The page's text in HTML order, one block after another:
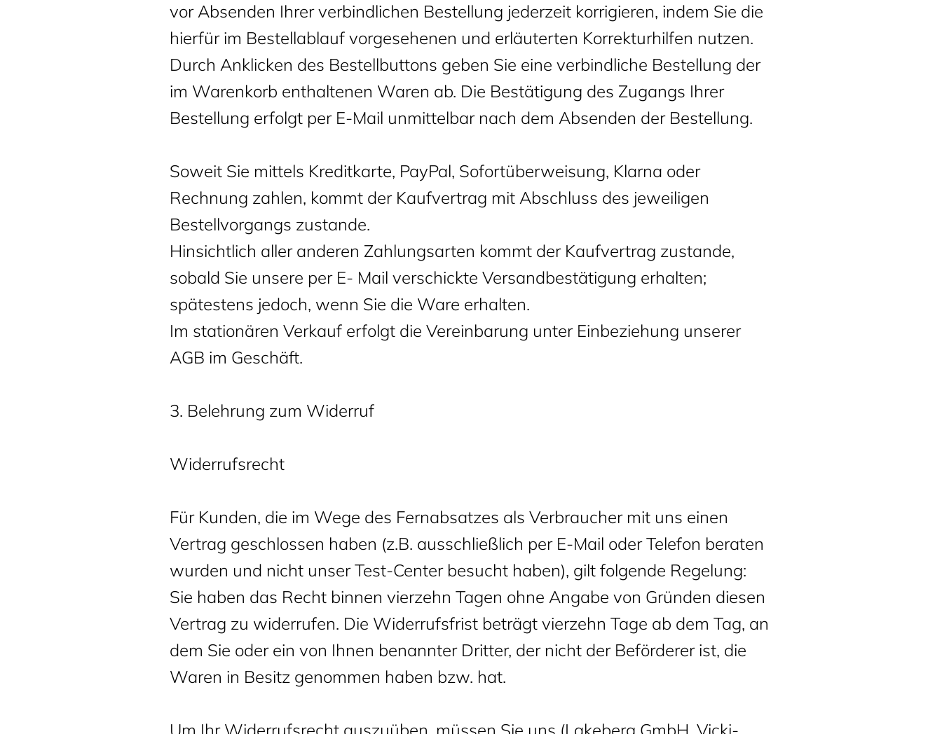
vor Absenden Ihrer verbindlichen Bestellung jederzeit korrigieren, indem Sie die
hierfür im Bestellablauf vorgesehenen und erläuterten Korrekturhilfen nutzen.
Durch Anklicken des Bestellbuttons geben Sie eine verbindliche Bestellung der
im Warenkorb enthaltenen Waren ab. Die Bestätigung des Zugangs Ihrer
Bestellung erfolgt per E-Mail unmittelbar nach dem Absenden der Bestellung.
Soweit Sie mittels Kreditkarte, PayPal, Sofortüberweisung, Klarna oder
Rechnung zahlen, kommt der Kaufvertrag mit Abschluss des jeweiligen
Bestellvorgangs zustande.
Hinsichtlich aller anderen Zahlungsarten kommt der Kaufvertrag zustande,
sobald Sie unsere per E- Mail verschickte Versandbestätigung erhalten;
spätestens jedoch, wenn Sie die Ware erhalten.
Im stationären Verkauf erfolgt die Vereinbarung unter Einbeziehung unserer
AGB im Geschäft.
3. Belehrung zum Widerruf
Widerrufsrecht
Für Kunden, die im Wege des Fernabsatzes als Verbraucher mit uns einen
Vertrag geschlossen haben (z.B. ausschließlich per E-Mail oder Telefon beraten
wurden und nicht unser Test-Center besucht haben), gilt folgende Regelung:
Sie haben das Recht binnen vierzehn Tagen ohne Angabe von Gründen diesen
Vertrag zu widerrufen. Die Widerrufsfrist beträgt vierzehn Tage ab dem Tag, an
dem Sie oder ein von Ihnen benannter Dritter, der nicht der Beförderer ist, die
Waren in Besitz genommen haben bzw. hat.
Um Ihr Widerrufsrecht auszuüben, müssen Sie uns (Lakeberg GmbH, Vicki-